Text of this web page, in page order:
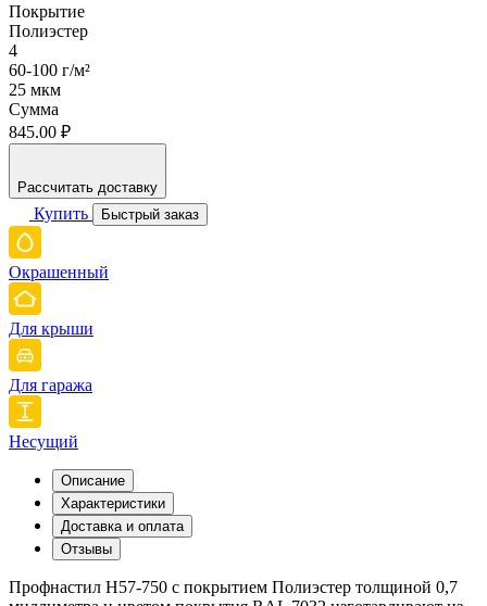
Покрытие
Полиэстер
4
60-100 г/м²
25 мкм
Сумма
845.00 ₽
Рассчитать доставку
Купить Быстрый заказ
Окрашенный
Для крыши
Для гаража
Несущий
Описание
Характеристики
Доставка и оплата
Отзывы
Профнастил Н57-750 с покрытием Полиэстер толщиной 0,7